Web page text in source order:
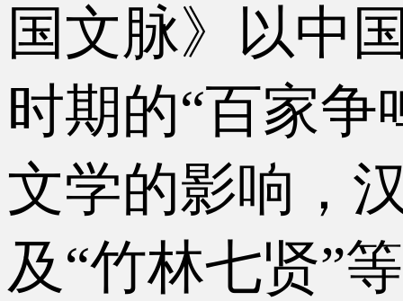
国文脉》以中
时期的“百家
文学的影响，
及“竹林七贤”